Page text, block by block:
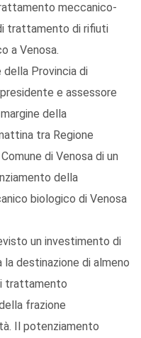
meccanico-
trattamento di rifiuti
a Venosa.
della Provincia di
e assessore
della
tra Regione
di Venosa di un
della
biologico di Venosa
un investimento di
destinazione di almeno
trattamento
frazione
Il potenziamento